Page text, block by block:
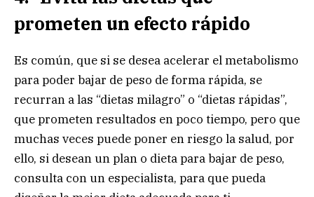
prometen un efecto rápido
Es común, que si se desea acelerar el metabolismo
para poder bajar de peso de forma rápida, se
recurran a las “dietas milagro” o “dietas rápidas”,
que prometen resultados en poco tiempo, pero que
muchas veces puede poner en riesgo la salud, por
ello, si desean un plan o dieta para bajar de peso,
consulta con un especialista, para que pueda